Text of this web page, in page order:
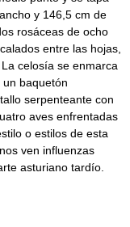
y 146,5 cm de
rosáceas de ocho
entre las hojas,
celosía se enmarca
baquetón
serpenteante con
aves enfrentadas
o estilos de esta
ven influenzas
asturiano tardío.